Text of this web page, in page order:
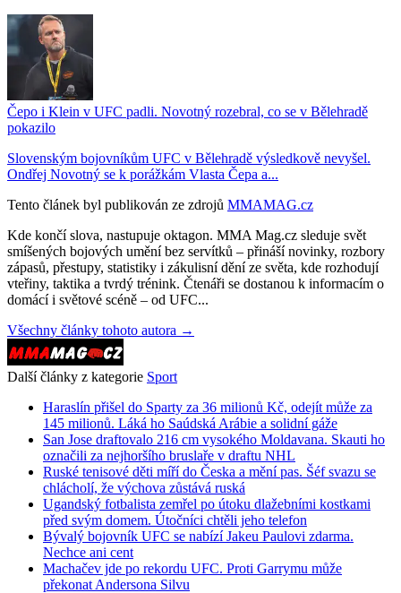
Čepo i Klein v UFC padli. Novotný rozebral, co se v Bělehradě
pokazilo
Slovenským bojovníkům UFC v Bělehradě výsledkově nevyšel.
Ondřej Novotný se k porážkám Vlasta Čepa a...
Tento článek byl publikován ze zdrojů MMAMAG.cz
Kde končí slova, nastupuje oktagon. MMA Mag.cz sleduje svět
smíšených bojových umění bez servítků – přináší novinky, rozbory
zápasů, přestupy, statistiky i zákulisní dění ze světa, kde rozhodují
vteřiny, taktika a tvrdý trénink. Čtenáři se dostanou k informacím o
domácí i světové scéně – od UFC...
Všechny články tohoto autora →
Další články z kategorie Sport
Haraslín přišel do Sparty za 36 milionů Kč, odejít může za
145 milionů. Láká ho Saúdská Arábie a solidní gáže
San Jose draftovalo 216 cm vysokého Moldavana. Skauti ho
označili za nejhoršího bruslaře v draftu NHL
Ruské tenisové děti míří do Česka a mění pas. Šéf svazu se
chlácholí, že výchova zůstává ruská
Ugandský fotbalista zemřel po útoku dlažebními kostkami
před svým domem. Útočníci chtěli jeho telefon
Bývalý bojovník UFC se nabízí Jakeu Paulovi zdarma.
Nechce ani cent
Machačev jde po rekordu UFC. Proti Garrymu může
překonat Andersona Silvu